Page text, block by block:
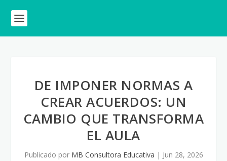
DE IMPONER NORMAS A
CREAR ACUERDOS: UN
CAMBIO QUE TRANSFORMA
EL AULA
Publicado por MB Consultora Educativa | Jun 28, 2026